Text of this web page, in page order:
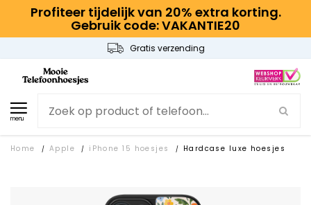
Profiteer tijdelijk van 20% extra korting.
Gebruik code: VAKANTIE20
Gratis verzending
menu
Home / Apple / iPhone 15 hoesjes / Hardcase luxe hoesjes